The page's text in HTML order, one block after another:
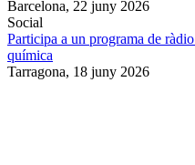
Barcelona, 22 juny 2026
Social
Participa a un programa de
química
Tarragona, 18 juny 2026